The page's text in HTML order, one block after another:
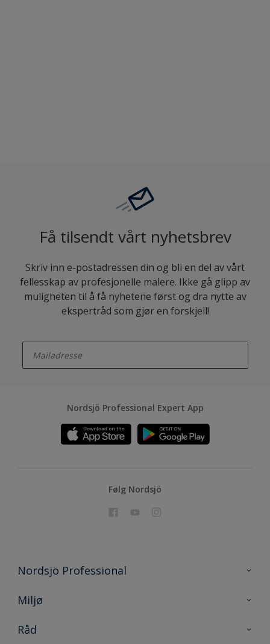
Få tilsendt vårt nyhetsbrev
Skriv inn e-postadressen din og bli en del av vårt
fellesskap av profesjonelle malere. Ikke gå glipp av
muligheten til å få nyhetene først og dra nytte av
ekspertråd som gjør en forskjell!
Nordsjö Professional Expert App
Følg Nordsjö
Nordsjö Professional
Kontakt oss
Prosjekt
Miljø
Bærekraftig utvikling
Råd